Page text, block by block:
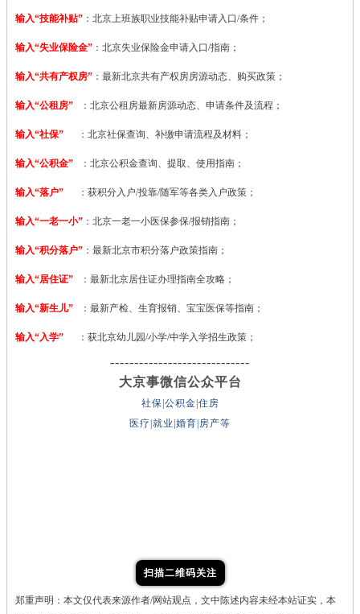
输入“技能补贴” ： 北京上班族职业技能补贴申请入口/条件；
输入“失业保险金” ：北京失业保险金申请入口/指南；
输入“共有产权房” ：最新北京共有产权房房源动态、购买政策；
输入“公租房” ：北京公租房最新房源动态、申请条件及流程；
输入“社保” ：北京社保查询、补缴申请流程及材料；
输入“公积金” ：北京公积金查询、提取、使用指南；
输入“落户” ：获积分入户/投靠/随军等各类入户政策；
输入“一老一小” ：北京一老一小医保参保/报销指南；
输入“积分落户” ：最新北京市积分落户政策指南；
输入“居住证” ：最新北京居住证办理指南全攻略；
输入“新生儿” ：最新产检、生育报销、宝宝医保等指南；
输入“入学” ：获北京幼儿园/小学/中学入学招生政策；
-----------------------------
大京事微信公众平台
社保|公积金|住房
医疗|就业|婚育|房产等
扫描二维码关注
郑重声明：本文仅代表来源作者/网站观点，文中陈述内容未经本站证实，本